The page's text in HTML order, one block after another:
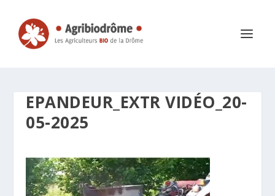
EPANDEUR_EXTR VIDÉO_20-
05-2025